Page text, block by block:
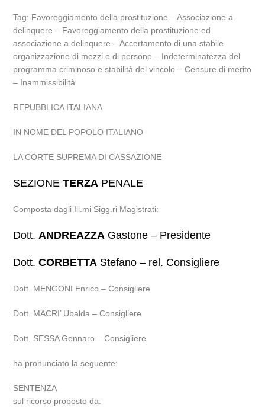
Tag: Favoreggiamento della prostituzione – Associazione a
delinquere – Favoreggiamento della prostituzione ed
associazione a delinquere – Accertamento di una stabile
organizzazione di mezzi e di persone – Indeterminatezza del
programma criminoso e stabilità del vincolo – Censure di merito
– Inammissibilità
REPUBBLICA ITALIANA
IN NOME DEL POPOLO ITALIANO
LA CORTE SUPREMA DI CASSAZIONE
SEZIONETERZA PENALE
Composta dagli Ill.mi Sigg.ri Magistrati:
Dott.ANDREAZZA Gastone – Presidente
Dott.CORBETTA Stefano – rel. Consigliere
Dott. MENGONI Enrico – Consigliere
Dott. MACRI’ Ubalda – Consigliere
Dott. SESSA Gennaro – Consigliere
ha pronunciato la seguente:
SENTENZA
sul ricorso proposto da: